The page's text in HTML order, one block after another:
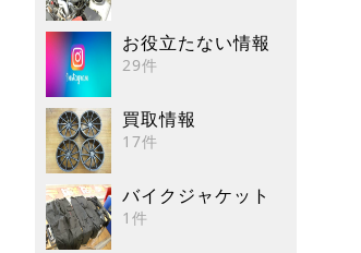
お役立たない情報
29件
買取情報
17件
バイクジャケット
1件